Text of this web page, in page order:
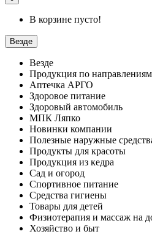
В корзине пусто!
Везде
Везде
Продукция по направлениям
Аптечка АРГО
Здоровое питание
Здоровый автомобиль
МПК Ляпко
Новинки компании
Полезные наружные
Продукты для красоты
Продукция из кедра
Сад и огород
Спортивное питание
Средства гигиены
Товары для детей
Физиотерапия и массаж на
Хозяйство и быт